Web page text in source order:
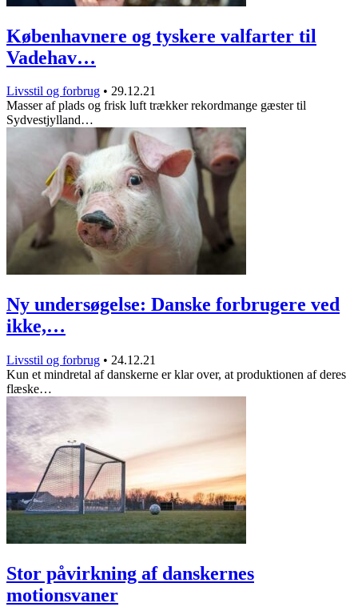
Københavnere og tyskere valfarter til
Vadehav…
Livsstil og forbrug • 29.12.21
Masser af plads og frisk luft trækker rekordmange gæster til
Sydvestjylland…
Ny undersøgelse: Danske forbrugere ved
ikke,…
Livsstil og forbrug • 24.12.21
Kun et mindretal af danskerne er klar over, at produktionen af deres
flæske…
Stor påvirkning af danskernes
motionsvaner